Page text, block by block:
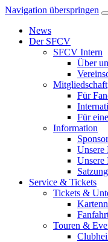
Navigation überspringen
News
Der SFCV
SFCV Intern
Über
Mitgliedschaft
Für
Für
Information
Unsere
Unsere
Satzung
Service & Tickets
Tickets &
Touren &